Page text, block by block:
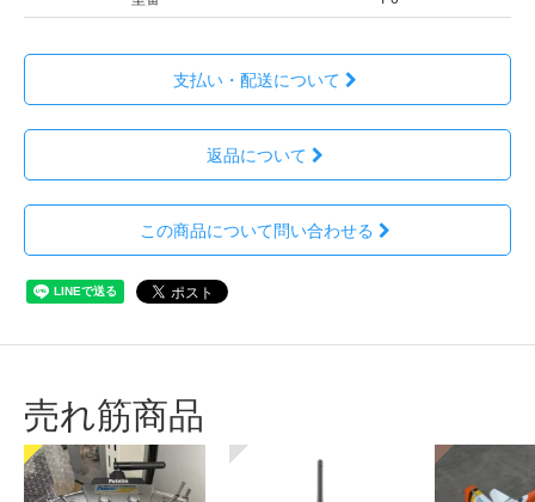
支払い・配送について
返品について
この商品について問い合わせる
売れ筋商品